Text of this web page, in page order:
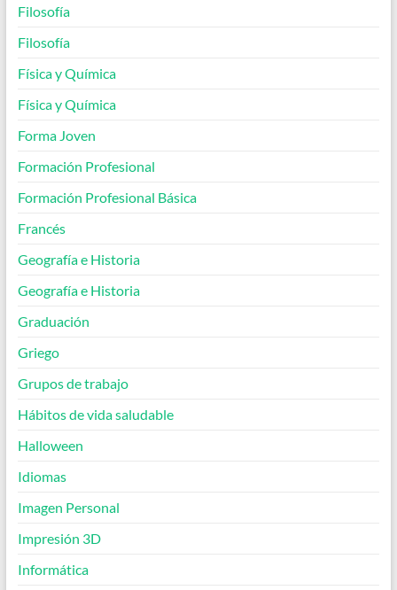
Filosofía
Filosofía
Física y Química
Física y Química
Forma Joven
Formación Profesional
Formación Profesional Básica
Francés
Geografía e Historia
Geografía e Historia
Graduación
Griego
Grupos de trabajo
Hábitos de vida saludable
Halloween
Idiomas
Imagen Personal
Impresión 3D
Informática